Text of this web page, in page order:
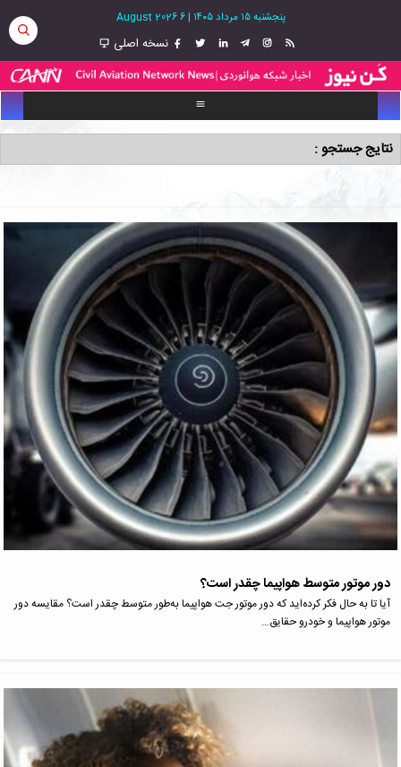
پنجشنبه ۱۵ مرداد ۱۴۰۵ |
6 August 2026
نسخه اصلی
نتایج جستجو :
دور موتور متوسط هواپیما چقدر است؟
آیا تا به‌ حال فکر کرده‌اید که دور موتور جت هواپیما به‌طور متوسط چقدر است؟ مقایسه دور
موتور هواپیما و خودرو حقایق…